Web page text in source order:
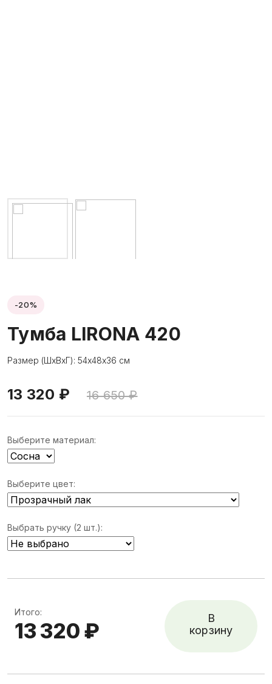
-20%
Тумба LIRONA 420
Размер (ШхВхГ): 54х48х36 см
13 320 ₽ 16 650 ₽
Выберите материал:
Выберите цвет:
Выбрать ручку (2 шт.):
В
корзину
Итого:
13 320 ₽